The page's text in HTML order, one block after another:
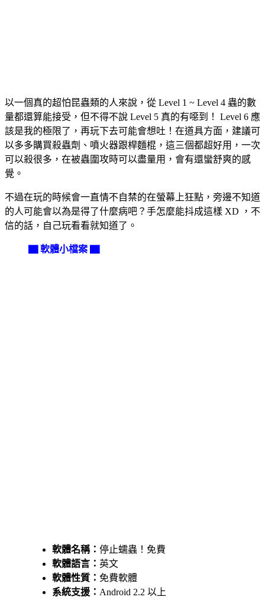
以一個真的超怕昆蟲類的人來說，從 Level 1 ~ Level 4 蟲的數
量都還算能接受，但不得不說 Level 5 真的有噁到！ Level 6 應
該是我的極限了，再玩下去可能會想吐！在道具方面，建議可
以多多購買殺蟲劑、噴火器跟桿麵棍，這三個都超好用，一次
可以殺很多，在被蟲圍攻時可以盡量用，會有還蠻舒爽的感
覺。
不過在玩的時候會一直情不自禁的在螢幕上狂點，旁邊不知道
的人可能會以為是得了什麼病吧？手怎麼能抖成這樣 XD ，不
信的話，自己玩看看就知道了。
▇ 軟體小檔案 ▇
軟體名稱： 停止蠕蟲！免費
軟體語言： 英文
軟體性質： 免費軟體
系統支援： Android 2.2 以上